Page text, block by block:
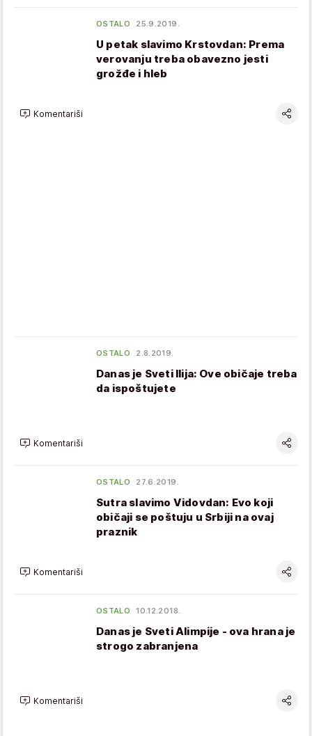
OSTALO 25.9.2019.
U petak slavimo Krstovdan: Prema
verovanju treba obavezno jesti
grožđe i hleb
Komentariši
OSTALO 2.8.2019.
Danas je Sveti Ilija: Ove običaje treba
da ispoštujete
Komentariši
OSTALO 27.6.2019.
Sutra slavimo Vidovdan: Evo koji
običaji se poštuju u Srbiji na ovaj
praznik
Komentariši
OSTALO 10.12.2018.
Danas je Sveti Alimpije - ova hrana je
strogo zabranjena
Komentariši